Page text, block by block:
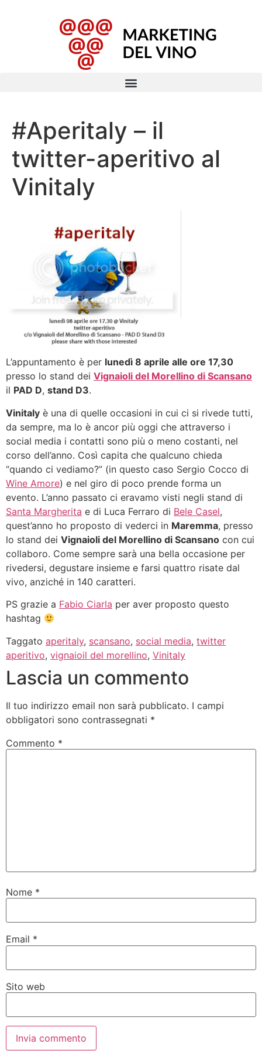
#Aperitaly – il
twitter-aperitivo al
Vinitaly
L’appuntamento è per lunedì 8 aprile alle ore 17,30
presso lo stand dei Vignaioli del Morellino di Scansano
il PAD D, stand D3.
Vinitaly è una di quelle occasioni in cui ci si rivede tutti,
da sempre, ma lo è ancor più oggi che attraverso i
social media i contatti sono più o meno costanti, nel
corso dell’anno. Così capita che qualcuno chieda
“quando ci vediamo?” (in questo caso Sergio Cocco di
Wine Amore) e nel giro di poco prende forma un
evento. L’anno passato ci eravamo visti negli stand di
Santa Margherita e di Luca Ferraro di Bele Casel,
quest’anno ho proposto di vederci in Maremma, presso
lo stand dei Vignaioli del Morellino di Scansano con cui
collaboro. Come sempre sarà una bella occasione per
rivedersi, degustare insieme e farsi quattro risate dal
vivo, anziché in 140 caratteri.
PS grazie a Fabio Ciarla per aver proposto questo
hashtag
Taggato aperitaly, scansano, social media, twitter
aperitivo, vignaioil del morellino, Vinitaly
Lascia un commento
Il tuo indirizzo email non sarà pubblicato. I campi
obbligatori sono contrassegnati *
Commento *
Nome *
Email *
Sito web